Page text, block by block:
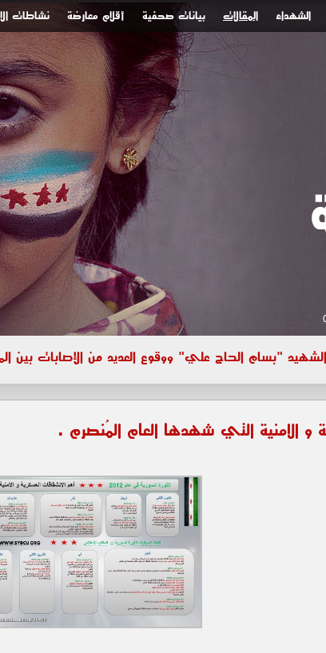
الشهداء المقالات بيانات صحفية أقلام معارضة نشاطات
"بسام الحاج علي" ووقوع العديد من الإصابات بين المدنيين جراء
و الامنية التي شهدها العام المُنصرم .